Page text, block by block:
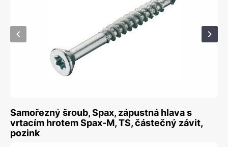
Samořezný šroub, Spax, zápustná hlava s
vrtacím hrotem Spax-M, TS, částečný závit,
pozink